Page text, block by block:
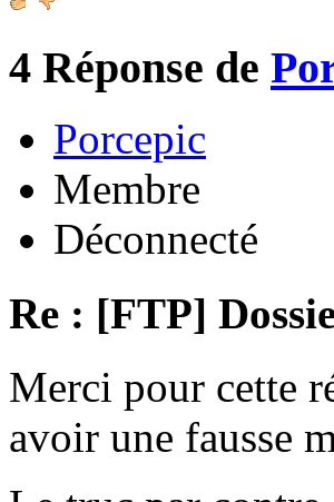
4 Réponse de
Porcepic
Membre
Déconnecté
Re : [FTP]
Merci pour cette
avoir une fausse